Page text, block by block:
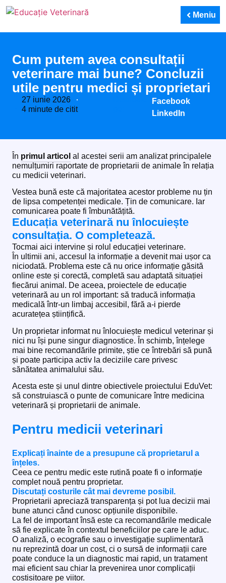
Meniu
Cum putem avea consultații
veterinare mai bune? Concluzii
utile pentru medici și proprietari
27 iunie 2026
4 minute de citit
Facebook
LinkedIn
În primul articol al acestei serii am analizat principalele
nemulțumiri raportate de proprietarii de animale în relația
cu medicii veterinari.
Vestea bună este că majoritatea acestor probleme nu țin
de lipsa competenței medicale. Țin de comunicare. Iar
comunicarea poate fi îmbunătățită.
Educația veterinară nu înlocuiește
consultația. O completează.
Tocmai aici intervine și rolul educației veterinare.
În ultimii ani, accesul la informație a devenit mai ușor ca
niciodată. Problema este că nu orice informație găsită
online este și corectă, completă sau adaptată situației
fiecărui animal. De aceea, proiectele de educație
veterinară au un rol important: să traducă informația
medicală într-un limbaj accesibil, fără a-i pierde
acuratețea științifică.
Un proprietar informat nu înlocuiește medicul veterinar și
nici nu își pune singur diagnostice. În schimb, înțelege
mai bine recomandările primite, știe ce întrebări să pună
și poate participa activ la deciziile care privesc
sănătatea animalului său.
Acesta este și unul dintre obiectivele proiectului EduVet:
să construiască o punte de comunicare între medicina
veterinară și proprietarii de animale.
Pentru medicii veterinari
Explicați înainte de a presupune că proprietarul a
înțeles.
Ceea ce pentru medic este rutină poate fi o informație
complet nouă pentru proprietar.
Discutați costurile cât mai devreme posibil.
Proprietarii apreciază transparența și pot lua decizii mai
bune atunci când cunosc opțiunile disponibile.
La fel de important însă este ca recomandările medicale
să fie explicate în contextul beneficiilor pe care le aduc.
O analiză, o ecografie sau o investigație suplimentară
nu reprezintă doar un cost, ci o sursă de informații care
poate conduce la un diagnostic mai rapid, un tratament
mai eficient sau chiar la prevenirea unor complicații
costisitoare pe viitor.